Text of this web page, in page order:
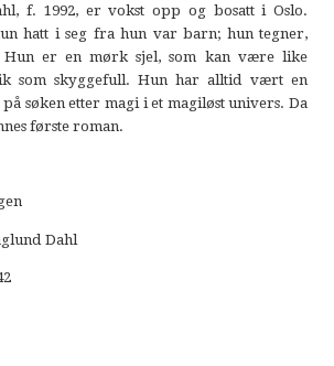
f. 1992, er vokst opp og bosatt i Oslo.
hatt i seg fra hun var barn; hun tegner,
er en mørk sjel, som kan være like
som skyggefull. Hun har alltid vært en
søken etter magi i et magiløst univers. Da
første roman.
Dahl